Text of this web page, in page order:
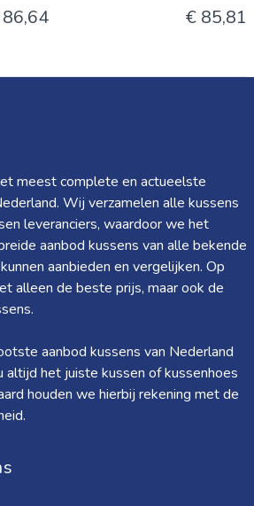
€ 85,81
meest complete en actueelste
Wij verzamelen alle kussens
leveranciers, waardoor we het
aanbod kussens van alle bekende
aanbieden en vergelijken. Op
alleen de beste prijs, maar ook de
aanbod kussens van Nederland
altijd het juiste kussen of kussenhoes
houden we hierbij rekening met de